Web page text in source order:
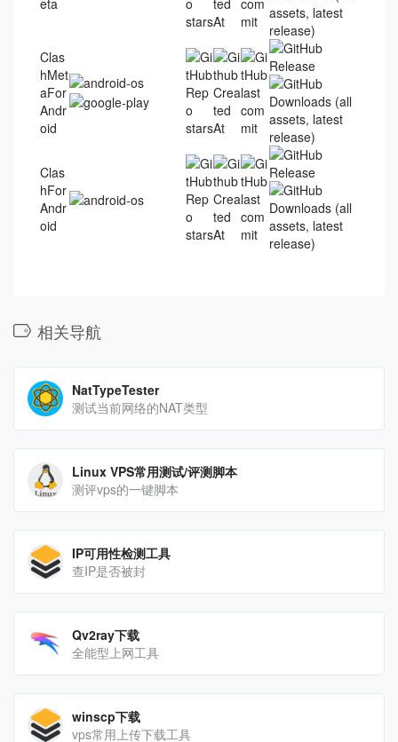
Clas
hMet
aFor
Andr
oid
Clas
hFor
Andr
oid
相关导航
NatTypeTester
测试当前网络的NAT类型
Linux VPS常用测试/评测脚本
测评vps的一键脚本
IP可用性检测工具
查IP是否被封
Qv2ray下载
全能型上网工具
winscp下载
vps常用上传下载工具